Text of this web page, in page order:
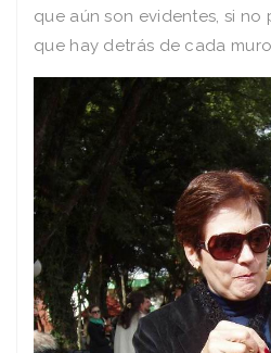
que aún son evidentes, si no
que hay detrás de cada